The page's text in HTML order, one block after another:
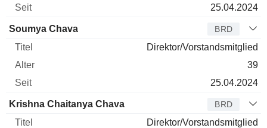
25.04.2024
Soumya Chava BRD
Direktor/Vorstandsmitglied
39
25.04.2024
Krishna Chaitanya Chava BRD
Direktor/Vorstandsmitglied